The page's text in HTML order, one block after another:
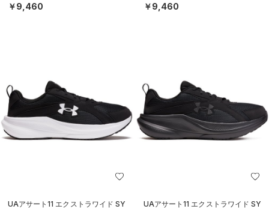
￥9,460 ￥9,460
UAアサート11 エクストラワイド SY
UAアサート11 エクストラワイド SY